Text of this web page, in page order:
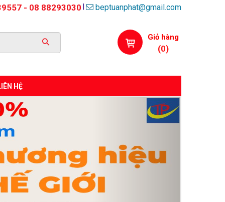
- 08 88293030 beptuanphat@gmail.com
Giỏ hàng
(0)
HỆ
Next